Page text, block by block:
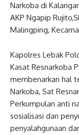
Narkoba di
AKP Ngapip
Malingping,
Kapolres Lebak
Kasat Resnarkoba
membenarkan hal
Narkoba, Sat
Perkumpulan anti
sosialisasi dan
penyalahgunaan